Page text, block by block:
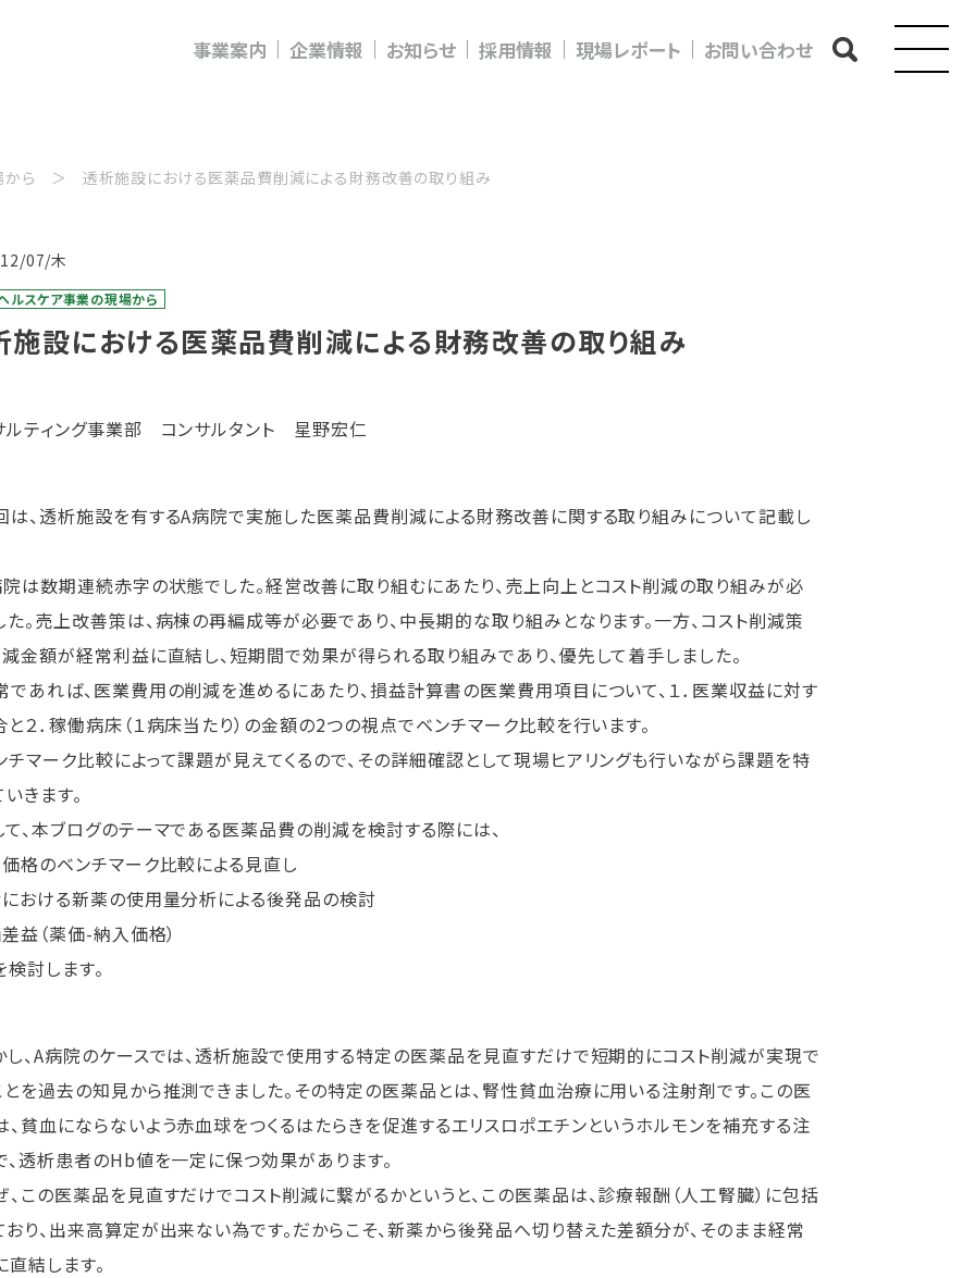
事業案内 企業情報 お知らせ 採用情報 現場レポート お問い合わせ
ら 透析施設における医薬品費削減による財務改善の取り組み
07/木
ルスケア事業の現場から
施設における医薬品費削減による財務改善の取り組み
ルティング事業部 コンサルタント 星野宏仁
、透析施設を有するA病院で実施した医薬品費削減による財務改善に関する取り組みについて記載し
は数期連続赤字の状態でした。経営改善に取り組むにあたり、売上向上とコスト削減の取り組みが必
た。売上改善策は、病棟の再編成等が必要であり、中長期的な取り組みとなります。一方、コスト削減策
減金額が経常利益に直結し、短期間で効果が得られる取り組みであり、優先して着手しました。
あれば、医業費用の削減を進めるにあたり、損益計算書の医業費用項目について、１．医業収益に対す
と２．稼働病床（１病床当たり）の金額の2つの視点でベンチマーク比較を行います。
マーク比較によって課題が見えてくるので、その詳細確認として現場ヒアリングも行いながら課題を特
きます。
、本ブログのテーマである医薬品費の削減を検討する際には、
価格のベンチマーク比較による見直し
における新薬の使用量分析による後発品の検討
差益（薬価-納入価格）
討します。
、A病院のケースでは、透析施設で使用する特定の医薬品を見直すだけで短期的にコスト削減が実現で
とを過去の知見から推測できました。その特定の医薬品とは、腎性貧血治療に用いる注射剤です。この医
、貧血にならないよう赤血球をつくるはたらきを促進するエリスロポエチンというホルモンを補充する注
、透析患者のHb値を一定に保つ効果があります。
この医薬品を見直すだけでコスト削減に繋がるかというと、この医薬品は、診療報酬（人工腎臓）に包括
おり、出来高算定が出来ない為です。だからこそ、新薬から後発品へ切り替えた差額分が、そのまま経常
結します。